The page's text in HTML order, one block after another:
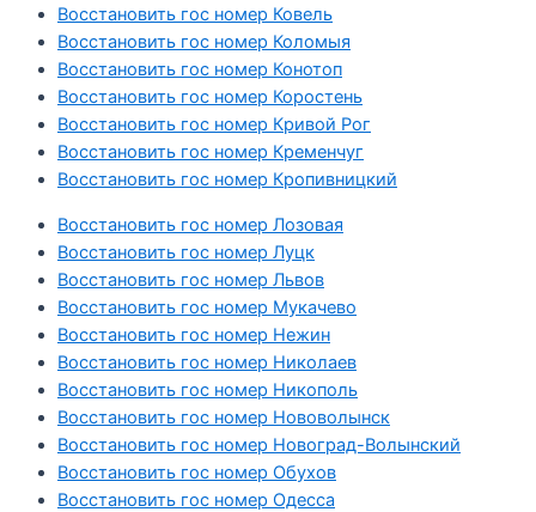
Восстановить гос номер Ковель
Восстановить гос номер Коломыя
Восстановить гос номер Конотоп
Восстановить гос номер Коростень
Восстановить гос номер Кривой Рог
Восстановить гос номер Кременчуг
Восстановить гос номер Кропивницкий
Восстановить гос номер Лозовая
Восстановить гос номер Луцк
Восстановить гос номер Львов
Восстановить гос номер Мукачево
Восстановить гос номер Нежин
Восстановить гос номер Николаев
Восстановить гос номер Никополь
Восстановить гос номер Нововолынск
Восстановить гос номер Новоград-Волынский
Восстановить гос номер Обухов
Восстановить гос номер Одесса